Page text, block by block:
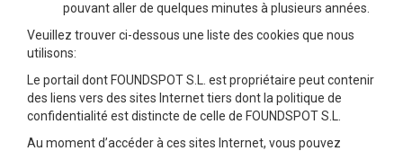
pouvant aller de quelques minutes à plusieurs années.
Veuillez trouver ci-dessous une liste des cookies que nous
utilisons:
Le portail dont FOUNDSPOT S.L. est propriétaire peut contenir
des liens vers des sites Internet tiers dont la politique de
confidentialité est distincte de celle de FOUNDSPOT S.L.
Au moment d’accéder à ces sites Internet, vous pouvez